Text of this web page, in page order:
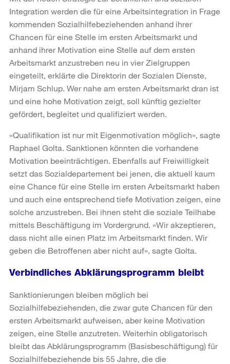
Integration werden die für eine Arbeitsintegration in Frage
kommenden Sozialhilfebeziehenden anhand ihrer
Chancen für eine Stelle im ersten Arbeitsmarkt und
anhand ihrer Motivation eine Stelle auf dem ersten
Arbeitsmarkt anzustreben neu in vier Zielgruppen
eingeteilt, erklärte die Direktorin der Sozialen Dienste,
Mirjam Schlup. Wer nahe am ersten Arbeitsmarkt dran ist
und eine hohe Motivation zeigt, soll künftig gezielter
gefördert, begleitet und qualifiziert werden.
«Qualifikation ist nur mit Eigenmotivation möglich», sagte
Raphael Golta. Sanktionen könnten die vorhandene
Motivation beeinträchtigen. Ebenfalls auf Freiwilligkeit
setzt das Sozialdepartement bei jenen, die aktuell kaum
eine Chance für eine Stelle im ersten Arbeitsmarkt haben
und auch eine entsprechend tiefe Motivation zeigen, eine
solche anzustreben. Bei ihnen steht die soziale Teilhabe
mittels Beschäftigung im Vordergrund. «Wir akzeptieren,
dass nicht alle einen Platz im Arbeitsmarkt finden. Wir
geben die Betroffenen aber nicht auf», sagte Golta.
Verbindliches Abklärungsprogramm bleibt
Sanktionierungen bleiben möglich bei
Sozialhilfebeziehenden, die zwar gute Chancen für den
ersten Arbeitsmarkt aufweisen, aber keine Motivation
zeigen, eine Stelle anzutreten. Weiterhin obligatorisch
bleibt das Abklärungsprogramm (Basisbeschäftigung) für
Sozialhilfebeziehende bis 55 Jahre, die die